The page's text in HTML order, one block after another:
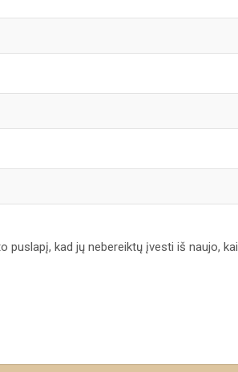
puslapį, kad jų nebereiktų įvesti iš naujo, kai